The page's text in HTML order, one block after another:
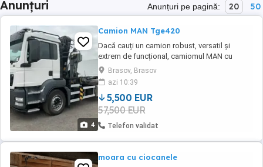
Anunțuri Anunțuri pe pagină: 20 50
4
Camion MAN Tge420
Dacă cauți un camion robust, versatil și
extrem de funcțional, camiomul MAN cu
macară și sistem Abroll container este
alegerea perfectă! Acest model combină
fiabilitatea MAN, puterea unei macarale
profesionale și flexibilitatea unui sistem de
încărcare descărcare rapidă a containerelor.
De ce acest ...
Brasov, Brasov
azi 10:39
5,500 EUR
57,500 EUR
Telefon validat
moara cu ciocanele